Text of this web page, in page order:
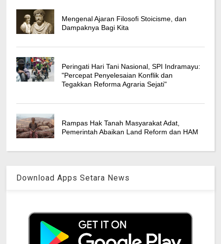
Mengenal Ajaran Filosofi Stoicisme, dan
Dampaknya Bagi Kita
Peringati Hari Tani Nasional, SPI Indramayu:
"Percepat Penyelesaian Konflik dan
Tegakkan Reforma Agraria Sejati"
Rampas Hak Tanah Masyarakat Adat,
Pemerintah Abaikan Land Reform dan HAM
Download Apps Setara News